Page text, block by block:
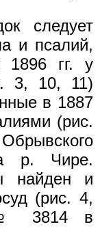
следует
и псалий,
1896 гг. у
3, 10, 11)
в 1887
(рис.
р. Чире.
найден и
(рис. 4,
№ 3814 в